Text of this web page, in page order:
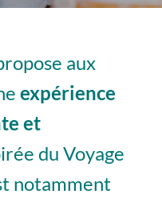
aux
expérience
et
du Voyage
notamment